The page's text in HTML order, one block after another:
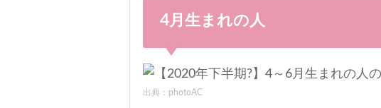
4月生まれの人
出典：photoAC